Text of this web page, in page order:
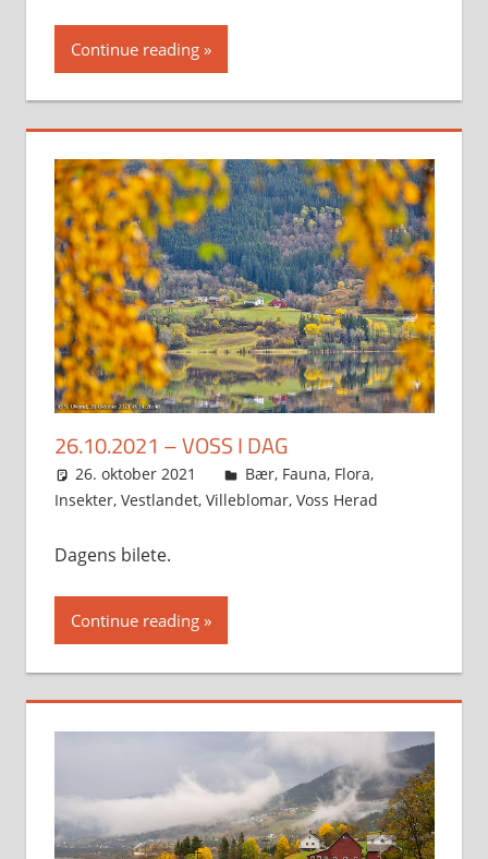
Continue reading
26.10.2021 – VOSS I DAG
26. oktober 2021 Svein
Bær, Fauna, Flora,
Insekter, Vestlandet, Villeblomar, Voss Herad
Dagens bilete.
Continue reading